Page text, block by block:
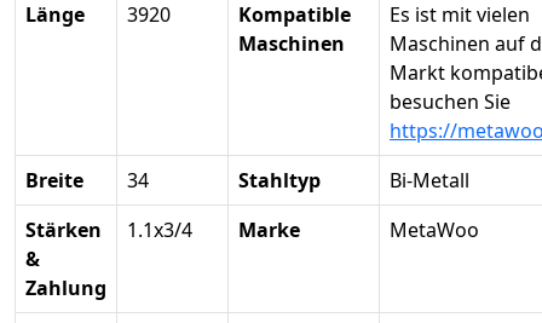
Länge
3920
Kompatible
Maschinen
Es ist mit vielen
Maschinen auf
Markt
besuchen Sie
https://
Breite
34 Stahltyp
Bi-Metall
Stärken
&
Zahlung
1.1x3/4 Marke MetaWoo